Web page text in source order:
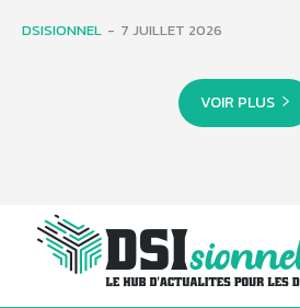
DSISIONNEL - 7 JUILLET 2026
VOIR PLUS